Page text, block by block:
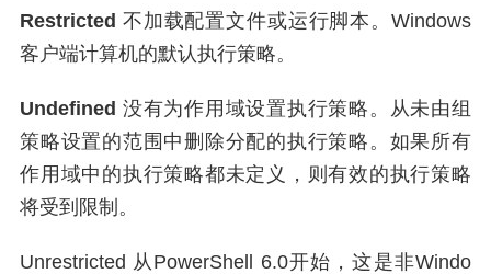
Restricted 不加载配置文件或运行脚本。Windows
客户端计算机的默认执行策略。
Undefined 没有为作用域设置执行策略。从未由组
策略设置的范围中删除分配的执行策略。如果所有
作用域中的执行策略都未定义，则有效的执行策略
将受到限制。
Unrestricted 从PowerShell 6.0开始，这是非Windo